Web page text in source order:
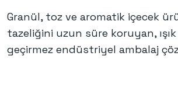
Granül, toz ve aromatik içecek
tazeliğini uzun süre koruyan,
geçirmez endüstriyel ambalaj